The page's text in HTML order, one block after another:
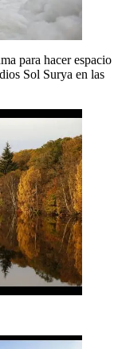
para hacer espacio
Sol Surya en las